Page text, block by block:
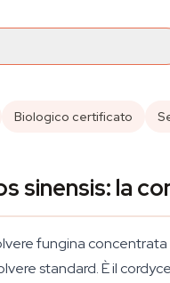
Biologico certificato
sinensis: la
fungina
standard. È il